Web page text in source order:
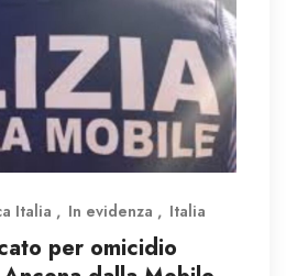
Italia In evidenza Italia
per omicidio